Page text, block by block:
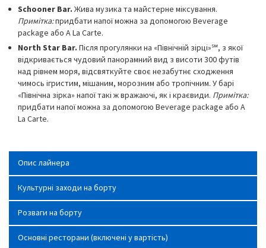
Schooner Bar. Жива музика та майстерне міксування.
Примітка:придбати напої можна за допомогою Beverage
package або A La Carte.
North Star Bar. Після прогулянки на «Північній зірці»℠, з якої
відкривається чудовий панорамний вид з висоти 300 футів
над рівнем моря, відсвяткуйте своє незабутнє сходження
чимось ігристим, мішаним, морозним або тропічним. У барі
«Північна зірка» напої такі ж вражаючі, як і краєвиди. Примітка:
придбати напої можна за допомогою Beverage package або A
La Carte.
Опис лайнера
Культурні заходи на борту
Розваги на борту
Основні ресторани (включені у вартість)